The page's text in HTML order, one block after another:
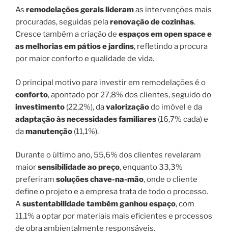
As remodelações gerais lideramas intervenções mais
procuradas, seguidas pelarenovação de cozinhas.
Cresce também a criação de espaços em open space e
as melhorias em pátios e jardins, refletindo a procura
por maior conforto e qualidade de vida.
O principal motivo para investir em remodelações é o
conforto, apontado por 27,8% dos clientes, seguido do
investimento (22,2%), davalorizaçãodo imóvel e da
adaptação às necessidades familiares (16,7% cada) e
damanutenção (11,1%).
Durante o último ano, 55,6% dos clientes revelaram
maiorsensibilidade ao preço, enquanto 33,3%
preferiram soluções chave-na-mão, onde o cliente
define o projeto e a empresa trata de todo o processo.
Asustentabilidadetambém ganhou espaço, com
11,1% a optar por materiais mais eficientes e processos
de obra ambientalmente responsáveis.